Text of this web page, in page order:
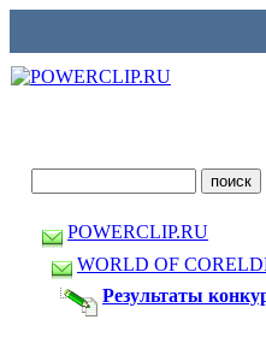
POWERCLIP.RU
WORLD OF
Результаты